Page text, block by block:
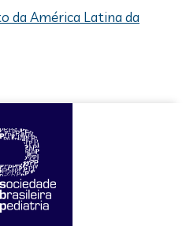
da América Latina da